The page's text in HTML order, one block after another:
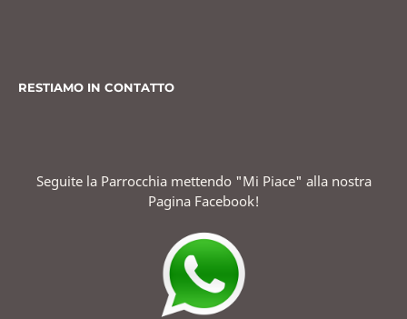
RESTIAMO IN CONTATTO
Seguite la Parrocchia mettendo "Mi Piace" alla nostra
Pagina Facebook!